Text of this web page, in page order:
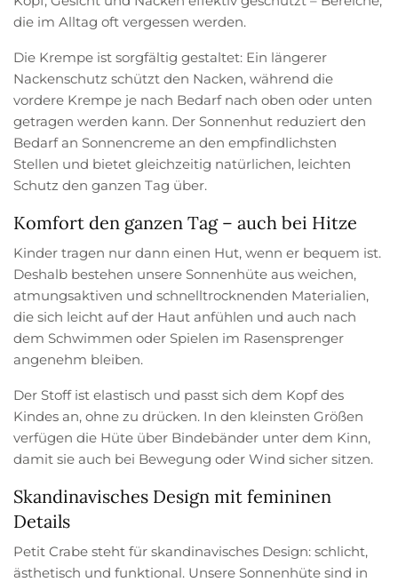
die im Alltag oft vergessen werden.
Die Krempe ist sorgfältig gestaltet: Ein längerer
Nackenschutz schützt den Nacken, während die
vordere Krempe je nach Bedarf nach oben oder unten
getragen werden kann. Der Sonnenhut reduziert den
Bedarf an Sonnencreme an den empfindlichsten
Stellen und bietet gleichzeitig natürlichen, leichten
Schutz den ganzen Tag über.
Komfort den ganzen Tag – auch bei Hitze
Kinder tragen nur dann einen Hut, wenn er bequem ist.
Deshalb bestehen unsere Sonnenhüte aus weichen,
atmungsaktiven und schnelltrocknenden Materialien,
die sich leicht auf der Haut anfühlen und auch nach
dem Schwimmen oder Spielen im Rasensprenger
angenehm bleiben.
Der Stoff ist elastisch und passt sich dem Kopf des
Kindes an, ohne zu drücken. In den kleinsten Größen
verfügen die Hüte über Bindebänder unter dem Kinn,
damit sie auch bei Bewegung oder Wind sicher sitzen.
Skandinavisches Design mit femininen
Details
Petit Crabe steht für skandinavisches Design: schlicht,
ästhetisch und funktional. Unsere Sonnenhüte sind in